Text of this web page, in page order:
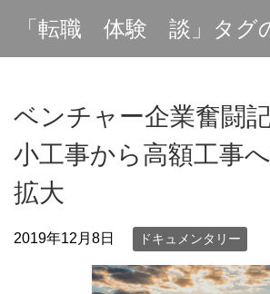
「転職 体験 談」タグ
ベンチャー企業奮闘
小工事から高額工事
拡大
2019年12月8日 ドキュメンタリー